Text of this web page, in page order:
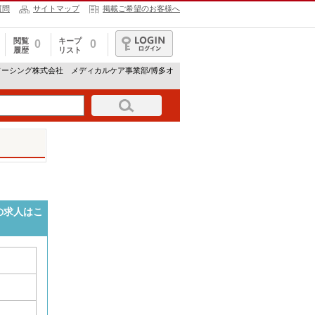
問 サイトマップ 掲載ご希望のお客様へ
閲覧
履歴
0
キープ
リスト
0
ログイン
シング株式会社 メディカルケア事業部/博多オ
人はこ